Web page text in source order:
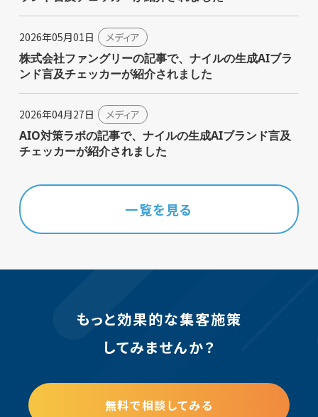
2026年05月01日 メディア
株式会社ファングリーの記事で、ナイルの生成AIブラ
ンド言及チェッカーが紹介されました
2026年04月27日 メディア
AIO対策ラボの記事で、ナイルの生成AIブランド言及
チェッカーが紹介されました
一覧を見る
もっと効果的な集客施策
してみませんか？
無料で相談してみる